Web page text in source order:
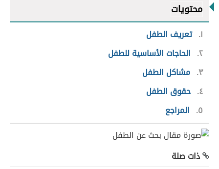
محتويات
١ تعريف الطفل
٢ الحاجات الأساسية للطفل
٣ مشاكل الطفل
٤ حقوق الطفل
٥
المراجع
ذات صلة